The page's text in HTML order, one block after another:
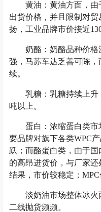
黄油：黄油方面，由
出货价格，并且限制对
扬，工业品牌市价接近
奶酪：奶酪品种价格
强，马苏车达乏善可陈
续。
乳糖：乳糖持续上升
吨以上。
蛋白：浓缩蛋白类市
要品牌对旗下各类WPC
跃；而酪蛋白类，由于
的高昂进货价，与厂家
结果，市价较稳定；MPC
淡奶油市场整体冰火
二线抛货频频。